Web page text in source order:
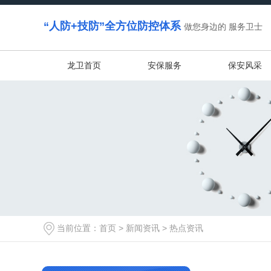
“人防+技防”全方位防控体系 做您身边的 服务卫士
龙卫首页 安保服务 保安风采
当前位置： 首页 > 新闻资讯 > 热点资讯